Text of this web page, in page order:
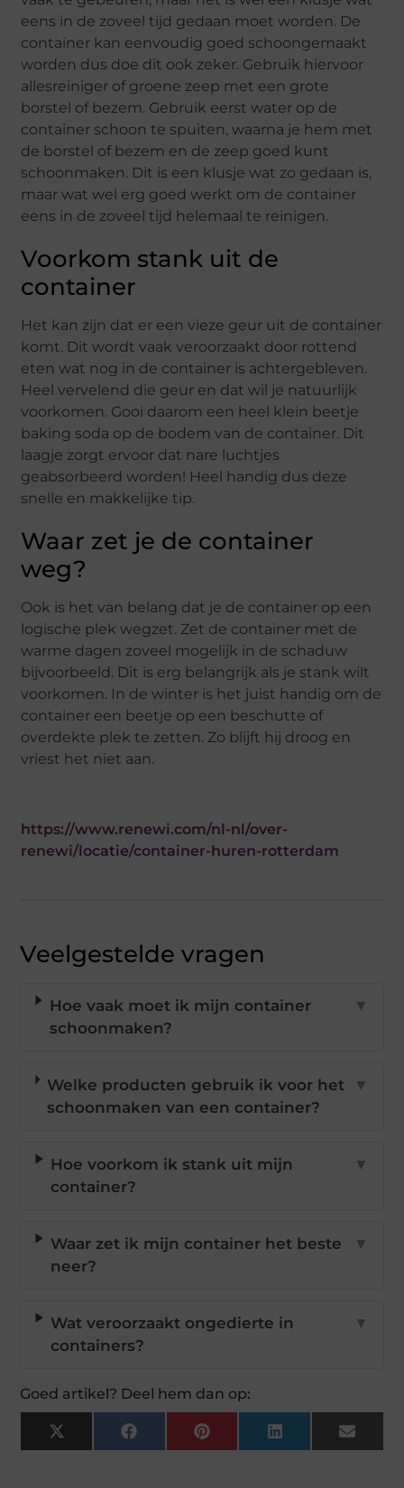
eens in de zoveel tijd gedaan moet worden. De
container kan eenvoudig goed schoongemaakt
worden dus doe dit ook zeker. Gebruik hiervoor
allesreiniger of groene zeep met een grote
borstel of bezem. Gebruik eerst water op de
container schoon te spuiten, waarna je hem met
de borstel of bezem en de zeep goed kunt
schoonmaken. Dit is een klusje wat zo gedaan is,
maar wat wel erg goed werkt om de container
eens in de zoveel tijd helemaal te reinigen.
Voorkom stank uit de
container
Het kan zijn dat er een vieze geur uit de container
komt. Dit wordt vaak veroorzaakt door rottend
eten wat nog in de container is achtergebleven.
Heel vervelend die geur en dat wil je natuurlijk
voorkomen. Gooi daarom een heel klein beetje
baking soda op de bodem van de container. Dit
laagje zorgt ervoor dat nare luchtjes
geabsorbeerd worden! Heel handig dus deze
snelle en makkelijke tip.
Waar zet je de container
weg?
Ook is het van belang dat je de container op een
logische plek wegzet. Zet de container met de
warme dagen zoveel mogelijk in de schaduw
bijvoorbeeld. Dit is erg belangrijk als je stank wilt
voorkomen. In de winter is het juist handig om de
container een beetje op een beschutte of
overdekte plek te zetten. Zo blijft hij droog en
vriest het niet aan.
https://www.renewi.com/nl-nl/over-
renewi/locatie/container-huren-rotterdam
Veelgestelde vragen
Hoe vaak moet ik mijn container
schoonmaken?
▼
Welke producten gebruik ik voor het
schoonmaken van een container?
▼
Hoe voorkom ik stank uit mijn
container?
▼
Waar zet ik mijn container het beste
neer?
▼
Wat veroorzaakt ongedierte in
containers?
▼
Goed artikel? Deel hem dan op:
X
(Twitter)
FacebookPinterestLinkedInEmail